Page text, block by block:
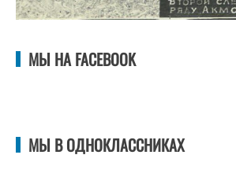
МЫ НА FACEBOOK
МЫ В ОДНОКЛАССНИКАХ